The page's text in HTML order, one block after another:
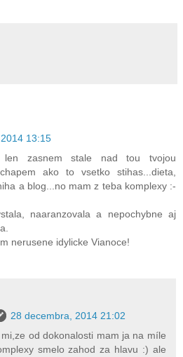
13:15
zasnem stale nad tou tvojou
ako to vsetko stihas...dieta,
a blog...no mam z teba komplexy :-
naaranzovala a nepochybne aj
nerusene idylicke Vianoce!
28 decembra, 2014 21:02
od dokonalosti mam ja na míle
smelo zahod za hlavu :) ale